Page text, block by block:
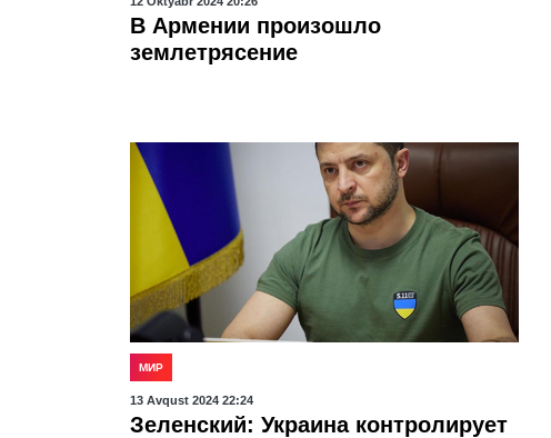
В Армении произошло
землетрясение
МИР
13 Avqust 2024 22:24
Зеленский: Украина контролирует